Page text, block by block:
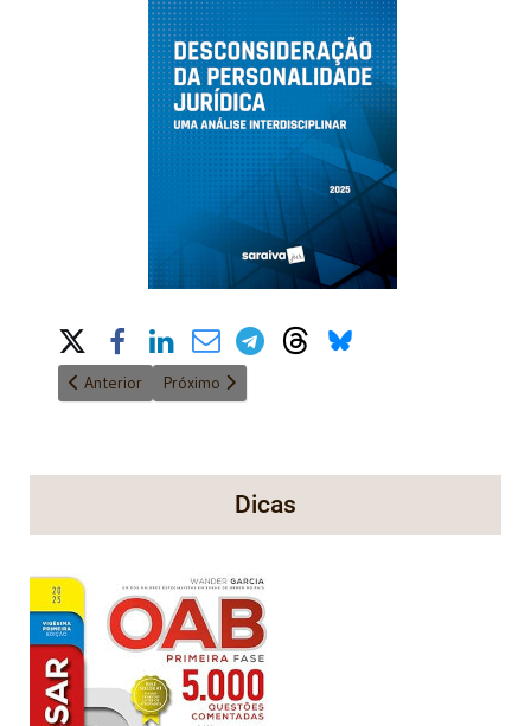
Share on Social Media
Artigo anterior: Direito Administrativo, 38ª edição
Anterior Próximo artigo: O conteúdo jurídico da juridicidade
Próximo
Dicas